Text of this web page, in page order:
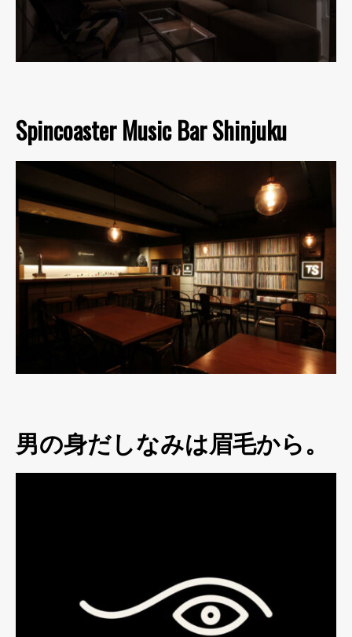
Spincoaster Music Bar Shinjuku
男の身だしなみは眉毛から。